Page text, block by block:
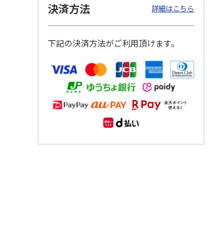
円…
4.8（11）
5,500円
4.6（7）
11,000円
決済方法 詳細はこちら
下記の決済方法がご利用頂けます。